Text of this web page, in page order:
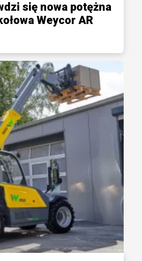
się nowa potężna
Weycor AR